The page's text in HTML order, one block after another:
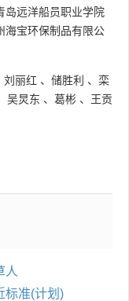
岛远洋船员职业学院
海宝环保制品有限公
刘丽红 、 储胜利 、 栾
吴炅东 、 葛彬 、 王贡
人
标准(计划)